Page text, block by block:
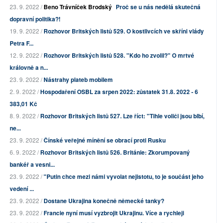
23. 9. 2022 /Beno Trávníček Brodský Proč se u nás nedělá skutečná
dopravní politika?!
19. 9. 2022 /Rozhovor Britských listů 529. O kostlivcích ve skříni vlády
Petra F...
12. 9. 2022 /Rozhovor Britských listů 528. "Kdo ho zvolil?" O mrtvé
královně a n...
23. 9. 2022 /Nástrahy plateb mobilem
2. 9. 2022 /Hospodaření OSBL za srpen 2022: zůstatek 31.8. 2022 - 6
383,01 Kč
8. 9. 2022 /Rozhovor Britských listů 527. Lze říct: "Tihle voliči jsou blbí,
ne...
23. 9. 2022 /Čínské veřejné mínění se obrací proti Rusku
6. 9. 2022 /Rozhovor Britských listů 526. Británie: Zkorumpovaný
bankéř a vesni...
23. 9. 2022 /"Putin chce mezi námi vyvolat nejistotu, to je součást jeho
vedení ...
23. 9. 2022 /Dostane Ukrajina konečně německé tanky?
23. 9. 2022 /Francie nyní musí vyzbrojit Ukrajinu. Více a rychleji